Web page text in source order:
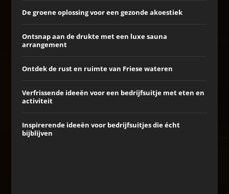
De groene oplossing voor een gezonde akoestiek
Ontsnap aan de drukte met een luxe sauna
arrangement
Ontdek de rust en ruimte van Friese wateren
Verfrissende ideeën voor een bedrijfsuitje met eten en
activiteit
Inspirerende ideeën voor bedrijfsuitjes die écht
bijblijven